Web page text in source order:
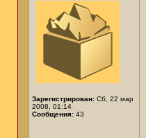
Зарегистрирован: Сб, 22 мар
2008, 01:14
Сообщения: 43